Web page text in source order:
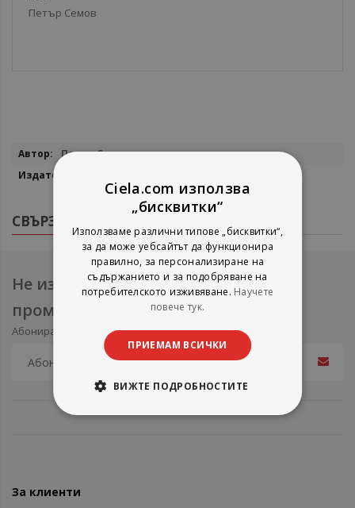
Петър Семов
Повече
информация
Петър Семов
СВЪРЗАНИ ПРОДУКТИ
Не изпускайте нови продукти и
промоции
Абонирайте се за нашия e-mail бюлетин
За клиенти
Ciela.com използва
„бисквитки“
Използваме различни типове „бисквитки“,
за да може уебсайтът да функционира
правилно, за персонализиране на
съдържанието и за подобряване на
потребителското изживяване. Научете
повече тук.
ПРИЕМАМ ВСИЧКИ
ВИЖТЕ ПОДРОБНОСТИТЕ